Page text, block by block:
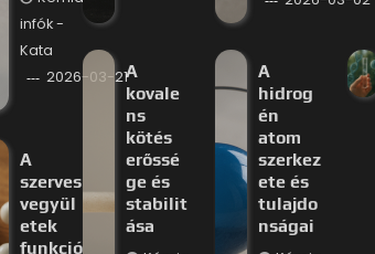
infók -
Kata
2026-03-21
A
szerves
vegyül
etek
funkció
A
kovale
ns
kötés
erőssé
ge és
stabilit
ása
A
hidrog
én
atom
szerkez
ete és
tulajdo
nságai